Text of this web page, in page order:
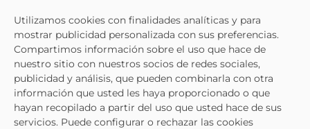
Selecciona
una talla
36
37
40
41
No está mi
talla
AVISADME
Selecciona
una talla
37
38
39
40
No está mi
talla
Utilizamos cookies con finalidades analíticas y para
mostrar publicidad personalizada con sus preferencias.
Compartimos información sobre el uso que hace de
nuestro sitio con nuestros socios de redes sociales,
publicidad y análisis, que pueden combinarla con otra
información que usted les haya proporcionado o que
hayan recopilado a partir del uso que usted hace de sus
servicios. Puede configurar o rechazar las cookies